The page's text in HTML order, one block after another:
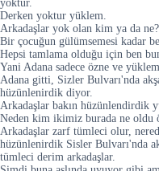
yoktur.
Derken yoktur yüklem.
Arkadaşlar yok olan kim ya da ne?
Bir çocuğun gülümsemesi kadar
Hepsi tamlama olduğu için ben
Yani Adana sadece özne ve
Adana gitti, Sizler Bulvarı'nda
hüzünlenirdik diyor.
Arkadaşlar bakın hüzünlendirdik
Neden kim ikimiz burada ne oldu
Arkadaşlar zarf tümleci olur,
hüzünlenirdik Sisler Bulvarı'nda
tümleci derim arkadaşlar.